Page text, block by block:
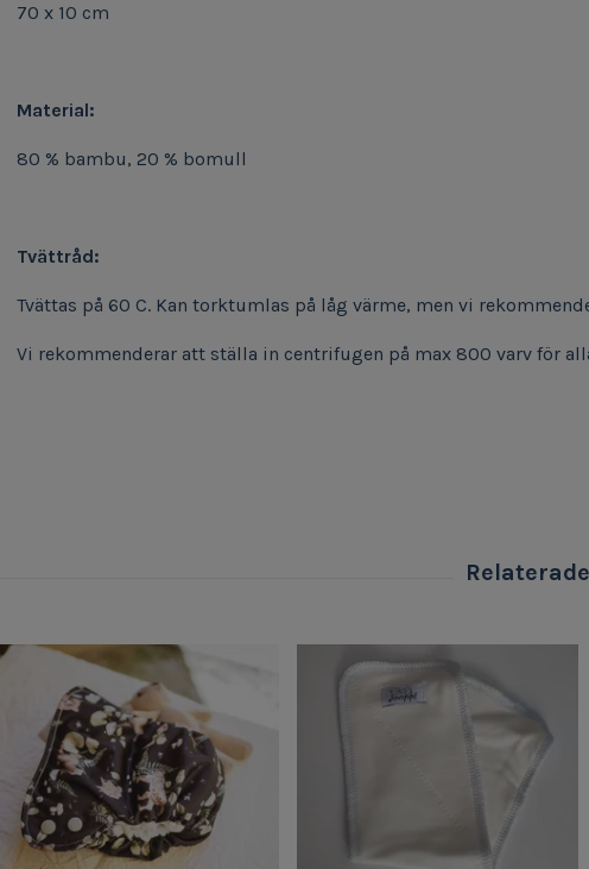
70 x 10 cm
Material:
80 % bambu, 20 % bomull
Tvättråd:
Tvättas på 60 C. Kan torktumlas på låg värme, men vi
Vi rekommenderar att ställa in centrifugen på max 800 varv för